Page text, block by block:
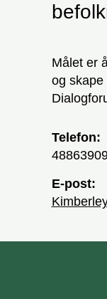
Målet er
og
Telefon:
E-post: